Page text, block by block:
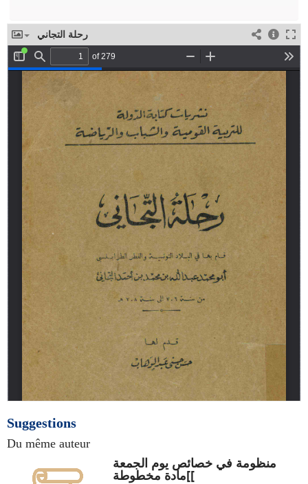
رحلة التجاني
Suggestions
Du même auteur
منظومة في خصائص يوم الجمعة
]مادة مخطوطة[